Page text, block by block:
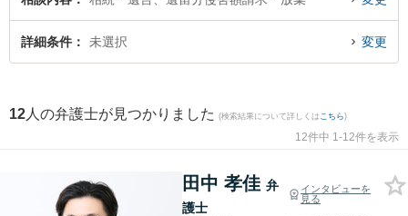
の弁護士を検索したい』『初回相談無料で遺留分を法律相談できる相模原市内
の弁護士に相談予約したい』などでお困りの相談者さんにおすすめです。
詳細条件 未選択 変更
12 人の弁護士が見つかりました (検索結果について詳しくは こちら)
12件中 1-12件を表示
田中 孝佳 弁
護士
インタビューを
見る